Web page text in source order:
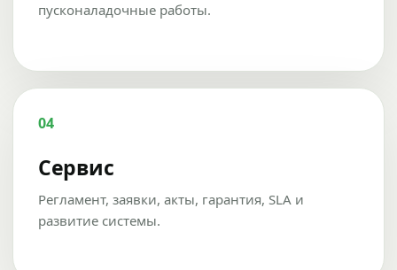
пусконаладочные работы.
04
Сервис
Регламент, заявки, акты, гарантия, SLA и
развитие системы.